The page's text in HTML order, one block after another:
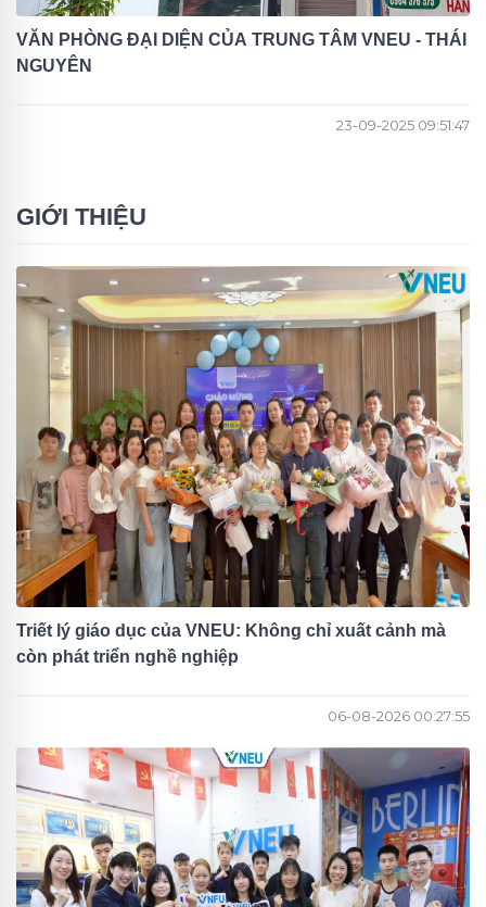
VĂN PHÒNG ĐẠI DIỆN CỦA TRUNG TÂM VNEU - THÁI
NGUYÊN
23-09-2025 09:51:47
GIỚI THIỆU
Triết lý giáo dục của VNEU: Không chỉ xuất cảnh mà
còn phát triển nghề nghiệp
06-08-2026 00:27:55